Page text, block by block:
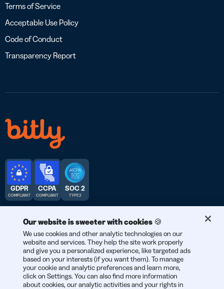
Terms of Service
Acceptable Use Policy
Code of Conduct
Transparency Report
© 2026 Bitly | สร้างสรรค์ในนครนิวยอร์ก เบอร์ลิน และทั่วโลก
GDPR
COMPLIANT
CCPA
COMPLIANT
SOC 2
TYPE 2
Our website is sweeter with cookies 🍪
We use cookies and other analytic technologies on our
website and services. They help the site work properly
and give you a personalized experience, like targeted ads
based on your interests (if you want them). To manage
your cookie and analytic preferences and learn more,
click on Settings. You can also find more information
about cookies, our analytic activities and your rights in